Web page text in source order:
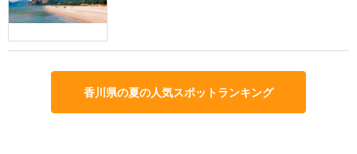
香川県の夏の人気スポットランキング